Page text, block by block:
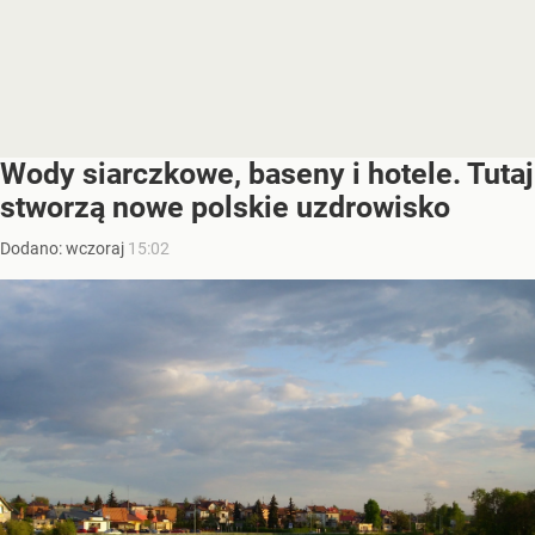
Wody siarczkowe, baseny i hotele. Tutaj
stworzą nowe polskie uzdrowisko
Dodano:wczoraj 15:02